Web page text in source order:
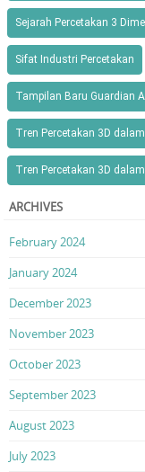
Sejarah Percetakan 3
Sifat Industri Percetakan
Tampilan Baru Guardian
Tren Percetakan 3D
Tren Percetakan 3D
ARCHIVES
February 2024
January 2024
December 2023
November 2023
October 2023
September 2023
August 2023
July 2023